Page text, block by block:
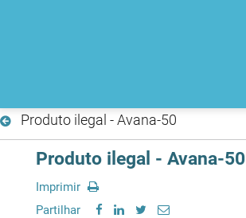
Produto ilegal - Avana-50
Produto ilegal - Avana-50
Imprimir
Partilhar